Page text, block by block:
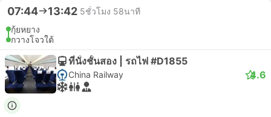
07:44 13:42 5ชั่วโมง 58นาที
กุ้ยหยาง
กวางโจวใต้
ที่นั่งชั้นสอง | รถไฟ #D1855
China Railway 4.6